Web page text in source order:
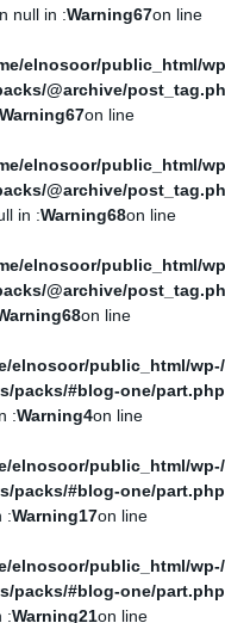
on line
67
Warning
: Attempt to read property "post_title" on null in
elnosoor/public_html/
@archive/
on line
67
Warning
elnosoor/public_html/
@archive/
on line
68
Warning
: Attempt to read property "ID" on null in
elnosoor/public_html/
@archive/
on line
68
elnosoor/public_html/wp-
packs/#blog-one/part.php
on line
4
Warning
: Undefined variable $selector in
elnosoor/public_html/wp-
packs/#blog-one/part.php
on line
17
Warning
: Undefined variable $selector in
elnosoor/public_html/wp-
packs/#blog-one/part.php
on line
21
Warning
: Undefined variable $selector in